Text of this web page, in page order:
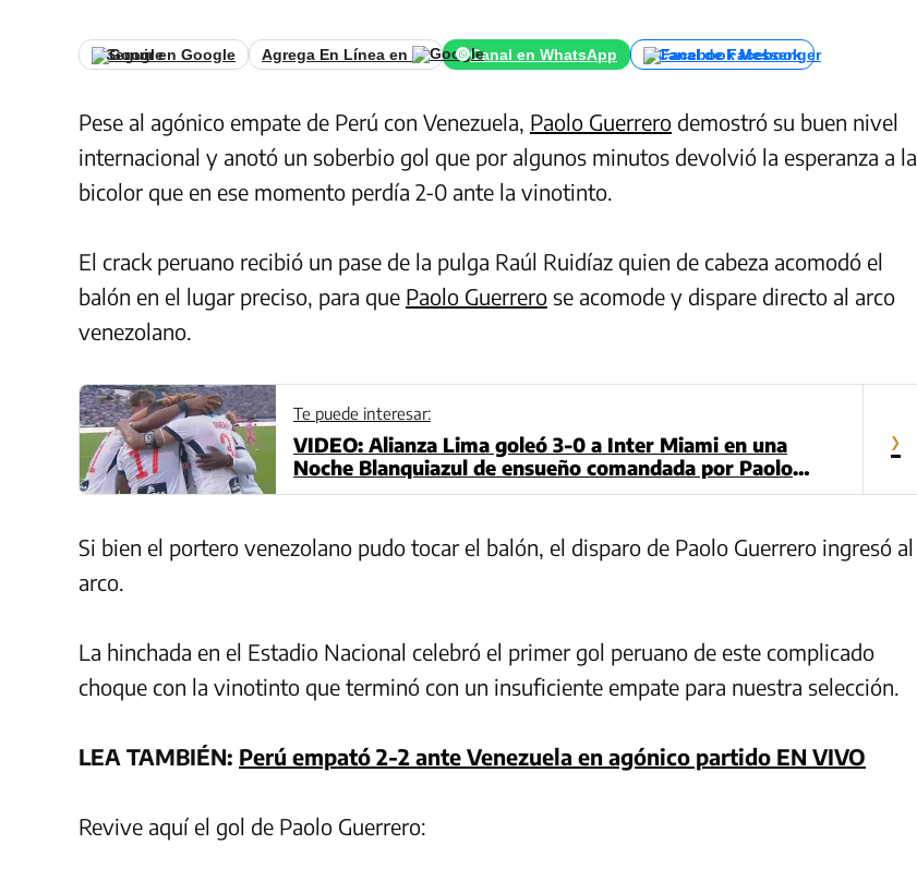
Seguir en Google Agrega En Línea en Canal en WhatsApp Canal de Facebook
Pese al agónico empate de Perú con Venezuela, Paolo Guerrero demostró su buen nivel
internacional y anotó un soberbio gol que por algunos minutos devolvió la esperanza a la
bicolor que en ese momento perdía 2-0 ante la vinotinto.
El crack peruano recibió un pase de la pulga Raúl Ruidíaz quien de cabeza acomodó el
balón en el lugar preciso, para que Paolo Guerrero se acomode y dispare directo al arco
venezolano.
Te puede interesar:
VIDEO: Alianza Lima goleó 3-0 a Inter Miami en una
Noche Blanquiazul de ensueño comandada por Paolo
Guerrero
›
Si bien el portero venezolano pudo tocar el balón, el disparo de Paolo Guerrero ingresó al
arco.
La hinchada en el Estadio Nacional celebró el primer gol peruano de este complicado
choque con la vinotinto que terminó con un insuficiente empate para nuestra selección.
LEA TAMBIÉN: Perú empató 2-2 ante Venezuela en agónico partido EN VIVO
Revive aquí el gol de Paolo Guerrero: